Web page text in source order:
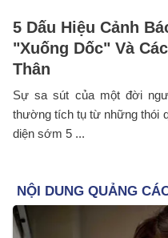
5 Dấu Hiệu Cảnh
"Xuống Dốc" Và
Thân
Sự sa sút của một đời
thường tích tụ từ những thói
diện sớm 5 ...